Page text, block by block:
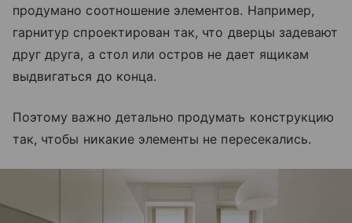
продумано соотношение элементов. Например,
гарнитур спроектирован так, что дверцы задевают
друг друга, а стол или остров не дает ящикам
выдвигаться до конца.
Поэтому важно детально продумать конструкцию
так, чтобы никакие элементы не пересекались.